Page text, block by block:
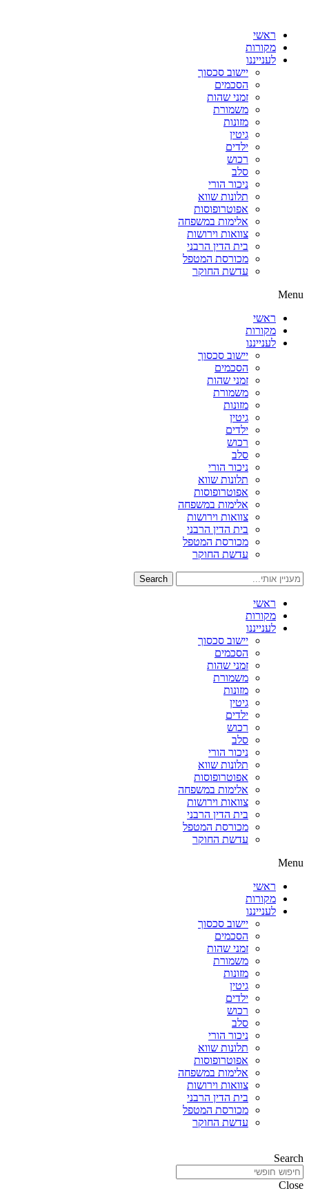
ראשי
מקורות
לענייננו
יישוב סכסוך
הסכמים
זמני שהות
משמורת
מזונות
גיטין
ילדים
רכוש
סלב
ניכור הורי
תלונות שווא
אפוטרופוסות
אלימות במשפחה
צוואות וירושות
בית הדין הרבני
מכורסת המטפל
עדשת החוקר
Menu
ראשי
מקורות
לענייננו
יישוב סכסוך
הסכמים
זמני שהות
משמורת
מזונות
גיטין
ילדים
רכוש
סלב
ניכור הורי
תלונות שווא
אפוטרופוסות
אלימות במשפחה
צוואות וירושות
בית הדין הרבני
מכורסת המטפל
עדשת החוקר
Search
ראשי
מקורות
לענייננו
יישוב סכסוך
הסכמים
זמני שהות
משמורת
מזונות
גיטין
ילדים
רכוש
סלב
ניכור הורי
תלונות שווא
אפוטרופוסות
אלימות במשפחה
צוואות וירושות
בית הדין הרבני
מכורסת המטפל
עדשת החוקר
Menu
ראשי
מקורות
לענייננו
יישוב סכסוך
הסכמים
זמני שהות
משמורת
מזונות
גיטין
ילדים
רכוש
סלב
ניכור הורי
תלונות שווא
אפוטרופוסות
אלימות במשפחה
צוואות וירושות
בית הדין הרבני
מכורסת המטפל
עדשת החוקר
Search
Close